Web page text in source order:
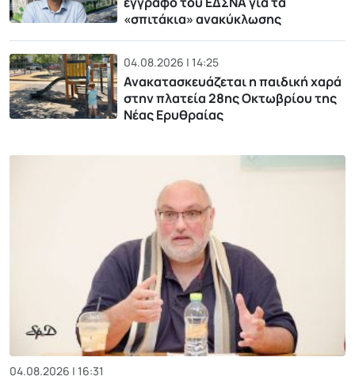
«σπιτάκια» ανακύκλωσης
04.08.2026 | 14:25
Ανακατασκευάζεται η παιδική χαρά
στην πλατεία 28ης Οκτωβρίου της
Νέας Ερυθραίας
04.08.2026 | 16:31